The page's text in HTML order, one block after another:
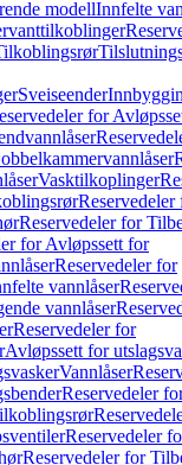
modellInnfelte
Sveiseender
for
Vasktilkoplinger
Reservedeler
Reservedeler for
for Avløpssett for
Reservedeler for
vannlåser
vannlåser
Reservedeler for
Avløpssett for
Vannlåser
Reservedeler
Reservedeler
Reservedeler for